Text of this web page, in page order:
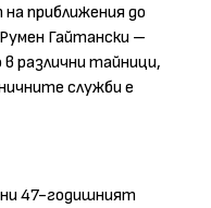
приближения до
Гайтански –
различни тайници,
служби е
47-годишният